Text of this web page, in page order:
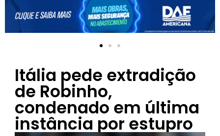
Itália pede extradição
de Robinho,
condenado em última
instância por estupro